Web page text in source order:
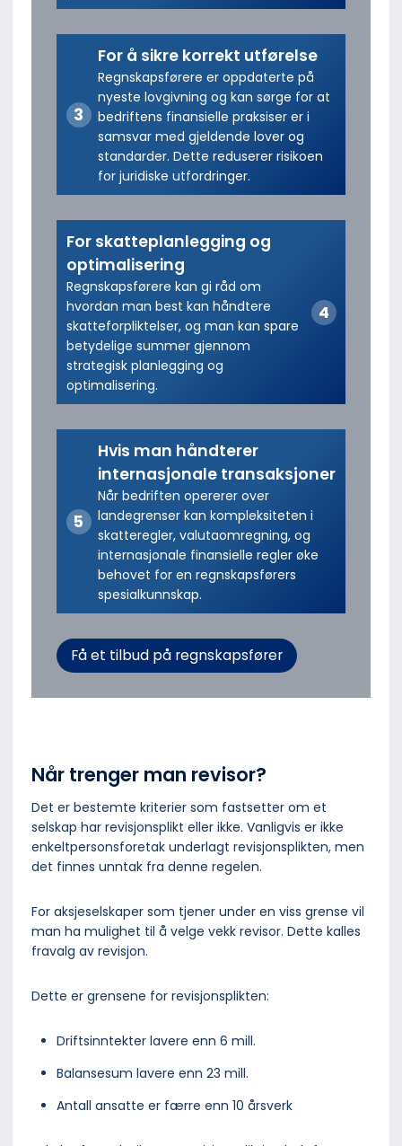
For å sikre korrekt utførelse
Regnskapsførere er oppdaterte på
nyeste lovgivning og kan sørge for at
bedriftens finansielle praksiser er i
samsvar med gjeldende lover og
standarder. Dette reduserer risikoen
for juridiske utfordringer.
For skatteplanlegging og
optimalisering
Regnskapsførere kan gi råd om
hvordan man best kan håndtere
skatteforpliktelser, og man kan spare
betydelige summer gjennom
strategisk planlegging og
optimalisering.
Hvis man håndterer
internasjonale transaksjoner
Når bedriften opererer over
landegrenser kan kompleksiteten i
skatteregler, valutaomregning, og
internasjonale finansielle regler øke
behovet for en regnskapsførers
spesialkunnskap.
Få et tilbud på regnskapsfører
Når trenger man revisor?
Det er bestemte kriterier som fastsetter om et
selskap har revisjonsplikt eller ikke. Vanligvis er ikke
enkeltpersonsforetak underlagt revisjonsplikten, men
det finnes unntak fra denne regelen.
For aksjeselskaper som tjener under en viss grense vil
man ha mulighet til å velge vekk revisor. Dette kalles
fravalg av revisjon.
Dette er grensene for revisjonsplikten:
Driftsinntekter lavere enn 6 mill.
Balansesum lavere enn 23 mill.
Antall ansatte er færre enn 10 årsverk